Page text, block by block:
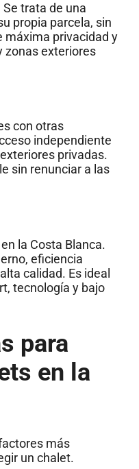
trata de una
propia parcela, sin
máxima privacidad y
zonas exteriores
con otras
independiente
privadas.
sin renunciar a las
la Costa Blanca.
eficiencia
calidad. Es ideal
tecnología y bajo
para
en la
más
un chalet.